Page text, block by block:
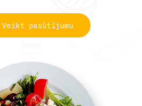
Veikt pasūtījumu